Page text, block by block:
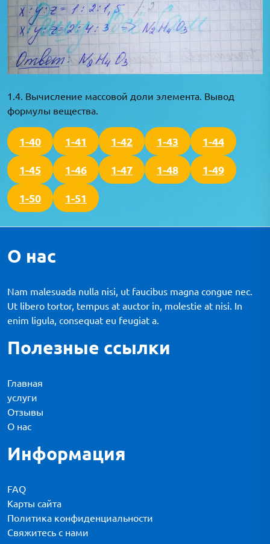
1.4. Вычисление массовой доли элемента. Вывод
формулы вещества.
1-40 1-41 1-42 1-43 1-44
1-45 1-46 1-47 1-48 1-49
1-50 1-51
О нас
Nam malesuada nulla nisi, ut faucibus magna congue nec.
Ut libero tortor, tempus at auctor in, molestie at nisi. In
enim ligula, consequat eu feugiat a.
Полезные ссылки
Главная
услуги
Отзывы
О нас
Информация
FAQ
Карты сайта
Политика конфиденциальности
Свяжитесь с нами